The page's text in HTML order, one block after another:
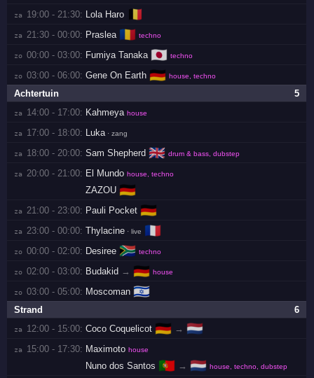
za 19:00 - 21:30: Lola Haro 🇧🇪
za 21:30 - 00:00: Praslea 🇷🇴 techno
zo 00:00 - 03:00: Fumiya Tanaka 🇯🇵 techno
zo 03:00 - 06:00: Gene On Earth 🇩🇪 house, techno
5
Achtertuin
za 14:00 - 17:00: Kahmeya house
za 17:00 - 18:00: Luka · zang
za 18:00 - 20:00: Sam Shepherd 🇬🇧 drum & bass, dubstep
za 20:00 - 21:00: El Mundo house, techno
ZAZOU 🇩🇪
za 21:00 - 23:00: Pauli Pocket 🇩🇪
za 23:00 - 00:00: Thylacine · live 🇫🇷
zo 00:00 - 02:00: Desiree 🇿🇦 techno
zo 02:00 - 03:00: Budakid → 🇩🇪 house
zo 03:00 - 05:00: Moscoman 🇮🇱
6
Strand
za 12:00 - 15:00: Coco Coquelicot 🇩🇪 → 🇳🇱
za 15:00 - 17:30: Maximoto house
Nuno dos Santos 🇵🇹 → 🇳🇱 house, techno, dubstep